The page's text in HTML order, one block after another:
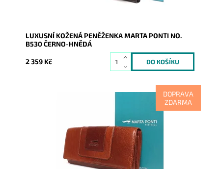
LUXUSNÍ KOŽENÁ PENĚŽENKA MARTA PONTI NO.
B530 ČERNO-HNĚDÁ
2 359 Kč
DOPRAVA
ZDARMA
Kožená značková dámská peněženka v hnědo-
tmavěhnědé barvě, kde je vidět soulad vzhledu,
luxusu, kvality i...
Skladem
9516
Marta Ponti
2 roky